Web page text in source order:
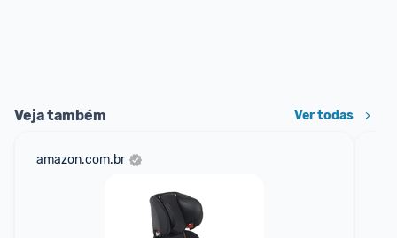
Veja também Ver todas
amazon.com.br